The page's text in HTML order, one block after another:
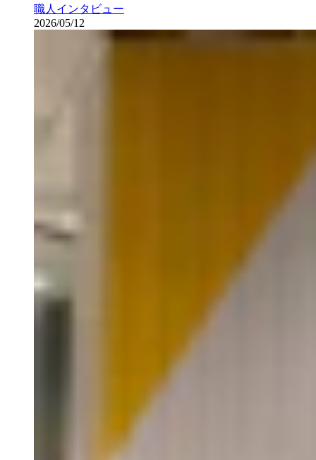
職人インタビュー
2026/05/12